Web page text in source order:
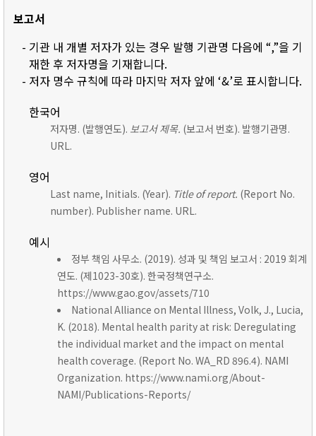
보고서
- 기관 내 개별 저자가 있는 경우 발행 기관명 다음에 “,”을 기
재한 후 저자명을 기재합니다.
- 저자 명수 규칙에 따라 마지막 저자 앞에 ‘&’로 표시합니다.
한국어
저자명. (발행연도). 보고서 제목. (보고서 번호). 발행기관명.
URL.
영어
Last name, Initials. (Year). Title of report. (Report No.
number). Publisher name. URL.
예시
정부 책임 사무소. (2019). 성과 및 책임 보고서 : 2019 회계
연도. (제1023-30호). 한국정책연구소.
https://www.gao.gov/assets/710
National Alliance on Mental Illness, Volk, J., Lucia,
K. (2018). Mental health parity at risk: Deregulating
the individual market and the impact on mental
health coverage. (Report No. WA_RD 896.4). NAMI
Organization. https://www.nami.org/About-
NAMI/Publications-Reports/